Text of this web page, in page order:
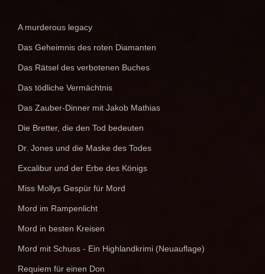
A murderous legacy
Das Geheimnis des roten Diamanten
Das Rätsel des verbotenen Buches
Das tödliche Vermächtnis
Das Zauber-Dinner mit Jakob Mathias
Die Bretter, die den Tod bedeuten
Dr. Jones und die Maske des Todes
Excalibur und der Erbe des Königs
Miss Mollys Gespür für Mord
Mord im Rampenlicht
Mord in besten Kreisen
Mord mit Schuss - Ein Highlandkrimi (Neuauflage)
Requiem für einen Don